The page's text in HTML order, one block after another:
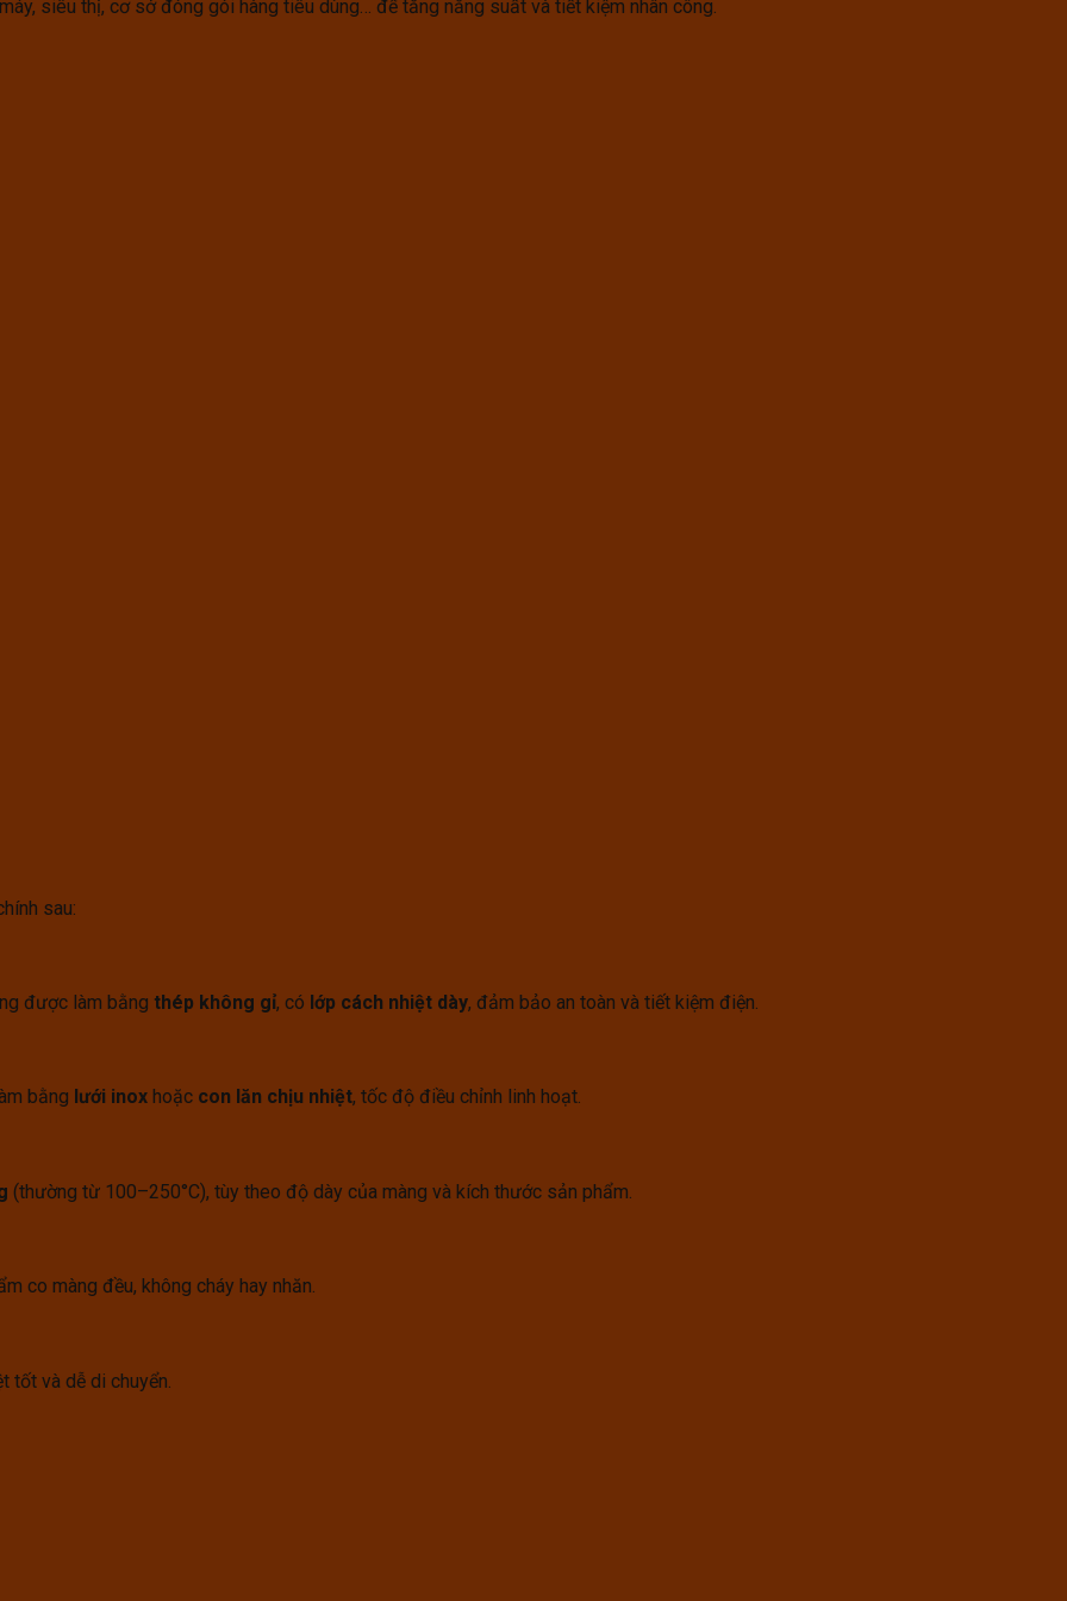
siêu thị, cơ sở đóng gói hàng tiêu dùng… để tăng năng suất và tiết kiệm nhân công.
sau:
được làm bằng thép không gỉ, có lớp cách nhiệt dày, đảm bảo an toàn và tiết kiệm điện.
bằng lưới inox hoặc con lăn chịu nhiệt, tốc độ điều chỉnh linh hoạt.
(thường từ 100–250°C), tùy theo độ dày của màng và kích thước sản phẩm.
co màng đều, không cháy hay nhăn.
tốt và dễ di chuyển.